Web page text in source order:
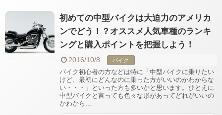
初めての中型バイクは大迫力のアメリカ
ンでどう！？オススメ人気車種のランキ
ングと購入ポイントを把握しよう！
2016/10/8 バイク
バイク初心者の方などは特に「中型バイクに乗りたい
けど、最初にどんなのに乗った方がいいのかわからな
い・・・」といった方も多いかと思います。ひとえに
中型バイクと言っても色々な形があってどれがいいの
かわから...